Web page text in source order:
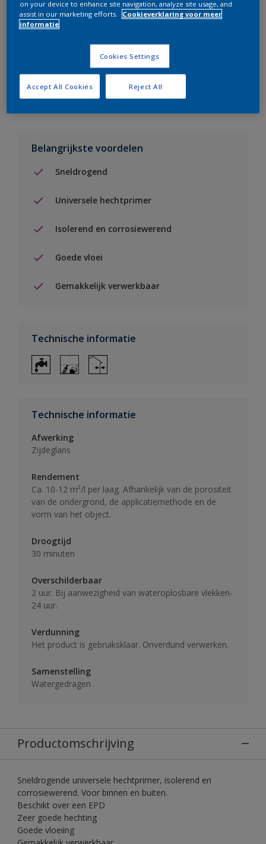
Vind een verkooppunt
Voeg toe aan project
Zie kleur in de Sikkens Visualizer App
Belangrijkste voordelen
Sneldrogend
Universele hechtprimer
Isolerend en corrosiewerend
Goede vloei
Gemakkelijk verwerkbaar
Technische informatie
Technische informatie
Afwerking
Zijdeglans
Rendement
Ca. 10-12 m²/l per laag. Afhankelijk van de porositeit
van de ondergrond, de applicatiemethode en de
vorm van het object.
Droogtijd
30 minuten
Overschilderbaar
2 uur. Bij aanwezigheid van wateroplosbare vlekken-
24 uur.
Verdunning
Het product is gebruiksklaar. Onverdund verwerken.
Samenstelling
Watergedragen
Productomschrijving
Sneldrogende universele hechtprimer, isolerend en
corrosiewerend. Voor binnen en buiten.
Beschikt over een EPD
Zeer goede hechting
Goede vloeiing
on your device to enhance site navigation, analyze site usage, and
assist in our marketing efforts.
Cookieverklaring voor meer
informatie
Cookies Settings
Reject All
Accept All Cookies